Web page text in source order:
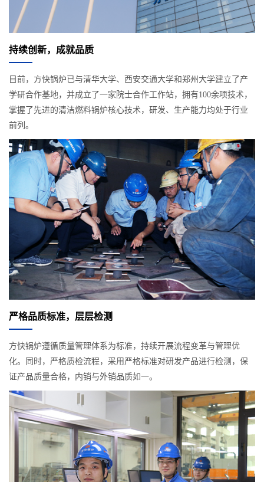
持续创新，成就品质
目前，方快锅炉已与清华大学、西安交通大学和郑州大学建立了产
学研合作基地，并成立了一家院士合作工作站，拥有100余项技术，
掌握了先进的清洁燃料锅炉核心技术，研发、生产能力均处于行业
前列。
严格品质标准，层层检测
方快锅炉遵循质量管理体系为标准，持续开展流程变革与管理优
化。同时，严格质检流程，采用严格标准对研发产品进行检测，保
证产品质量合格，内销与外销品质如一。